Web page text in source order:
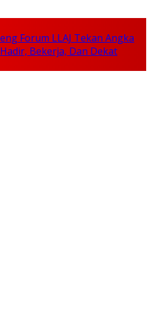
Forum LLAJ Tekan Angka
Bekerja, Dan Dekat